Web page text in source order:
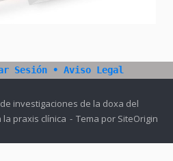
Sesión • Aviso Legal
investigaciones de la doxa del
praxis clínica
Tema por SiteOrigin